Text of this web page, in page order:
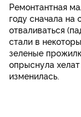
Ремонтантная
году сначала на
отваливаться
стали в
зеленые
опрыснула
изменилась.